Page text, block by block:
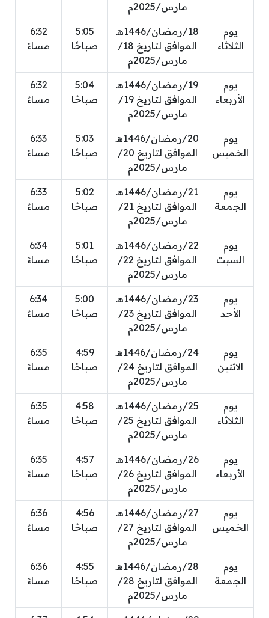
مارس/2025م
يوم
الثلاثاء
18/رمضان/1446هـ
الموافق لتاريخ 18/
مارس/2025م
5:05
صباحًا
6:32
مساءً
يوم
الأربعاء
19/رمضان/1446هـ
الموافق لتاريخ 19/
مارس/2025م
5:04
صباحًا
6:32
مساءً
يوم
الخميس
20/رمضان/1446هـ
الموافق لتاريخ 20/
مارس/2025م
5:03
صباحًا
6:33
مساءً
يوم
الجمعة
21/رمضان/1446هـ
الموافق لتاريخ 21/
مارس/2025م
5:02
صباحًا
6:33
مساءً
يوم
السبت
22/رمضان/1446هـ
الموافق لتاريخ 22/
مارس/2025م
5:01
صباحًا
6:34
مساءً
يوم
الأحد
23/رمضان/1446هـ
الموافق لتاريخ 23/
مارس/2025م
5:00
صباحًا
6:34
مساءً
يوم
الاثنين
24/رمضان/1446هـ
الموافق لتاريخ 24/
مارس/2025م
4:59
صباحًا
6:35
مساءً
يوم
الثلاثاء
25/رمضان/1446هـ
الموافق لتاريخ 25/
مارس/2025م
4:58
صباحًا
6:35
مساءً
يوم
الأربعاء
26/رمضان/1446هـ
الموافق لتاريخ 26/
مارس/2025م
4:57
صباحًا
6:35
مساءً
يوم
الخميس
27/رمضان/1446هـ
الموافق لتاريخ 27/
مارس/2025م
4:56
صباحًا
6:36
مساءً
يوم
الجمعة
28/رمضان/1446هـ
الموافق لتاريخ 28/
مارس/2025م
4:55
صباحًا
6:36
مساءً